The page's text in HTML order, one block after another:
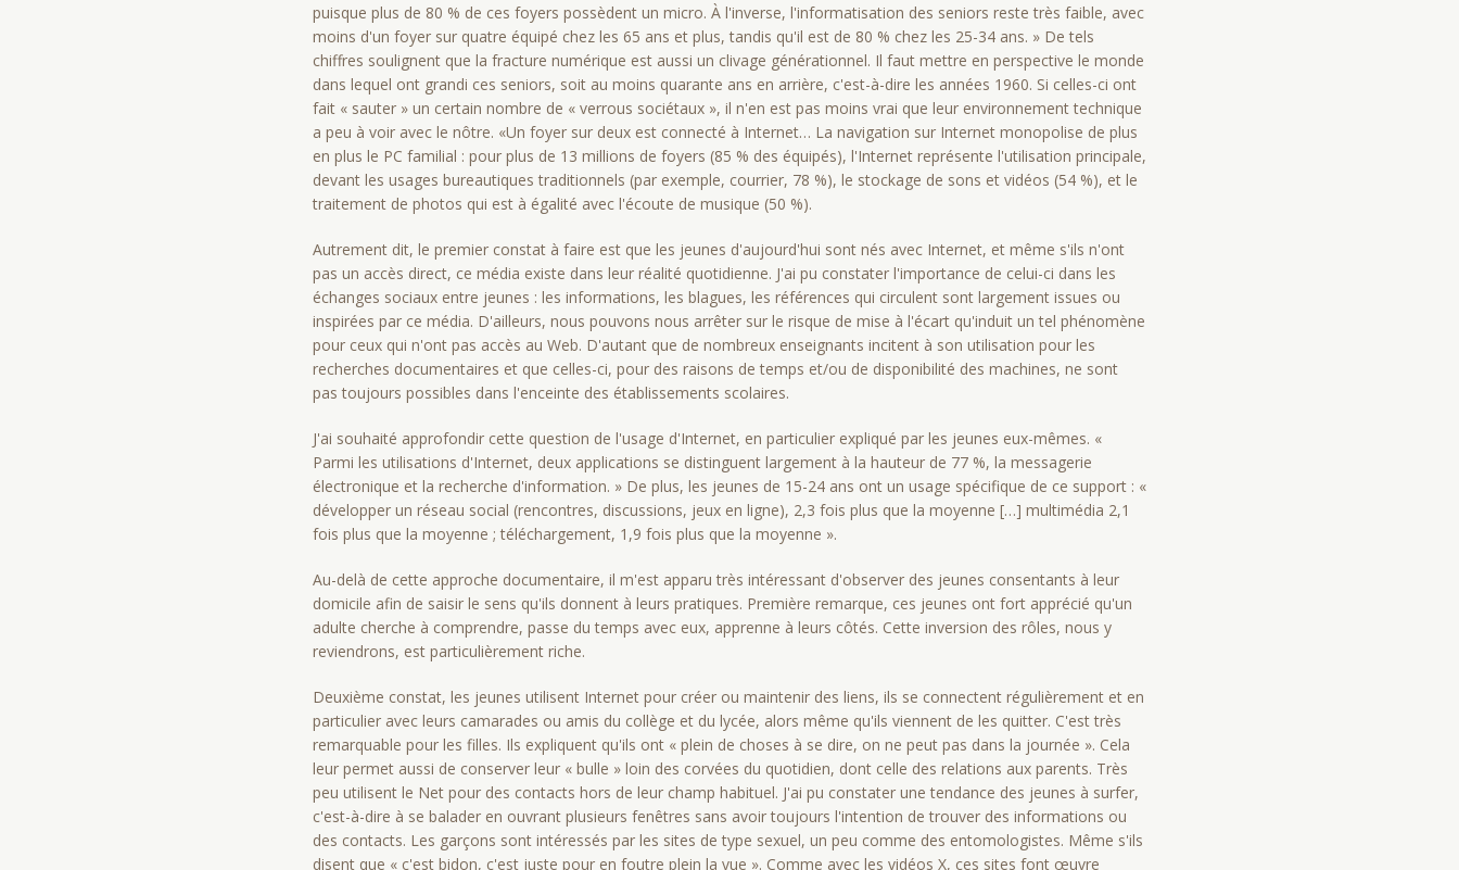
puisque plus de 80 % de ces foyers possèdent un micro. À l'inverse, l'in­formatisation des seniors reste très faible, avec
moins d'un foyer sur quatre équipé chez les 65 ans et plus, tandis qu'il est de 80 % chez les 25-34 ans. » De tels
chiffres soulignent que la fracture numérique est aussi un clivage générationnel. Il faut mettre en perspective le monde
dans lequel ont grandi ces seniors, soit au moins quarante ans en arrière, c'est-à-dire les années 1960. Si celles-ci ont
fait « sauter » un certain nombre de « verrous sociétaux », il n'en est pas moins vrai que leur environnement technique
a peu à voir avec le nôtre. «Un foyer sur deux est connecté à Internet… La navigation sur Internet monopolise de plus
en plus le PC familial : pour plus de 13 millions de foyers (85 % des équipés), l'Internet représente l'utilisation principale,
devant les usages bureautiques traditionnels (par exemple, courrier, 78 %), le stockage de sons et vidéos (54 %), et le
traite­ment de photos qui est à égalité avec l'écoute de musique (50 %).
Autrement dit, le premier constat à faire est que les jeunes d'aujourd'hui sont nés avec Internet, et même s'ils n'ont
pas un accès direct, ce média existe dans leur réalité quotidienne. J'ai pu constater l'importance de celui-ci dans les
échanges sociaux entre jeunes : les informations, les blagues, les références qui circulent sont largement issues ou
inspirées par ce média. D'ailleurs, nous pouvons nous arrêter sur le risque de mise à l'écart qu'induit un tel phénomène
pour ceux qui n'ont pas accès au Web. D'autant que de nombreux enseignants incitent à son utilisation pour les
recherches documentaires et que celles-ci, pour des raisons de temps et/ou de disponibilité des machines, ne sont
pas toujours possibles dans l'enceinte des établissements scolaires.
J'ai souhaité approfondir cette question de l'usage d'Internet, en particulier expliqué par les jeunes eux-mêmes. «
Parmi les utilisations d'Internet, deux applications se distinguent largement à la hauteur de 77 %, la messagerie
électronique et la recherche d'information. » De plus, les jeunes de 15-24 ans ont un usage spécifique de ce support : «
développer un réseau social (rencontres, discussions, jeux en ligne), 2,3 fois plus que la moyenne […] multimédia 2,1
fois plus que la moyenne ; téléchargement, 1,9 fois plus que la moyenne ».
Au-delà de cette approche documentaire, il m'est apparu très intéressant d'observer des jeunes consentants à leur
domicile afin de saisir le sens qu'ils donnent à leurs pratiques. Première remarque, ces jeunes ont fort apprécié qu'un
adulte cherche à comprendre, passe du temps avec eux, apprenne à leurs côtés. Cette inversion des rôles, nous y
reviendrons, est particulièrement riche.
Deuxième constat, les jeunes utilisent Internet pour créer ou maintenir des liens, ils se connectent régulièrement et en
particulier avec leurs camarades ou amis du collège et du lycée, alors même qu'ils viennent de les quitter. C'est très
remarquable pour les filles. Ils expliquent qu'ils ont « plein de choses à se dire, on ne peut pas dans la journée ». Cela
leur permet aussi de conserver leur « bulle » loin des corvées du quotidien, dont celle des relations aux parents. Très
peu utilisent le Net pour des contacts hors de leur champ habituel. J'ai pu constater une tendance des jeunes à surfer,
c'est-à-dire à se balader en ouvrant plusieurs fenêtres sans avoir toujours l'intention de trouver des informations ou
des contacts. Les garçons sont intéressés par les sites de type sexuel, un peu comme des entomologistes. Même s'ils
disent que « c'est bidon, c'est juste pour en foutre plein la vue ». Comme avec les vidéos X, ces sites font œuvre